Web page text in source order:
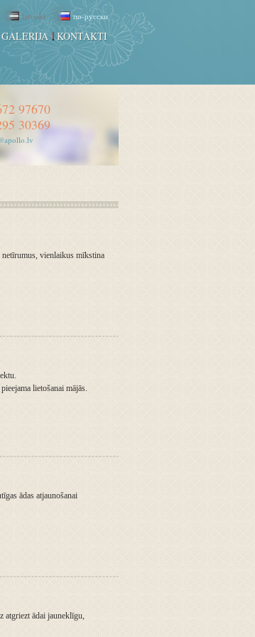
97670
30369
latviski по-русски
GALERIJA KONTAKTI
vienlaikus mīkstina
lietošanai mājās.
ādas atjaunošanai
atgriezt ādai jauneklīgu,